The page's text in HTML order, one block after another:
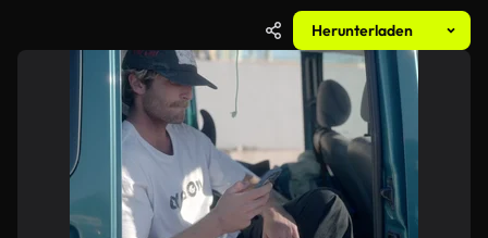
Herunterladen